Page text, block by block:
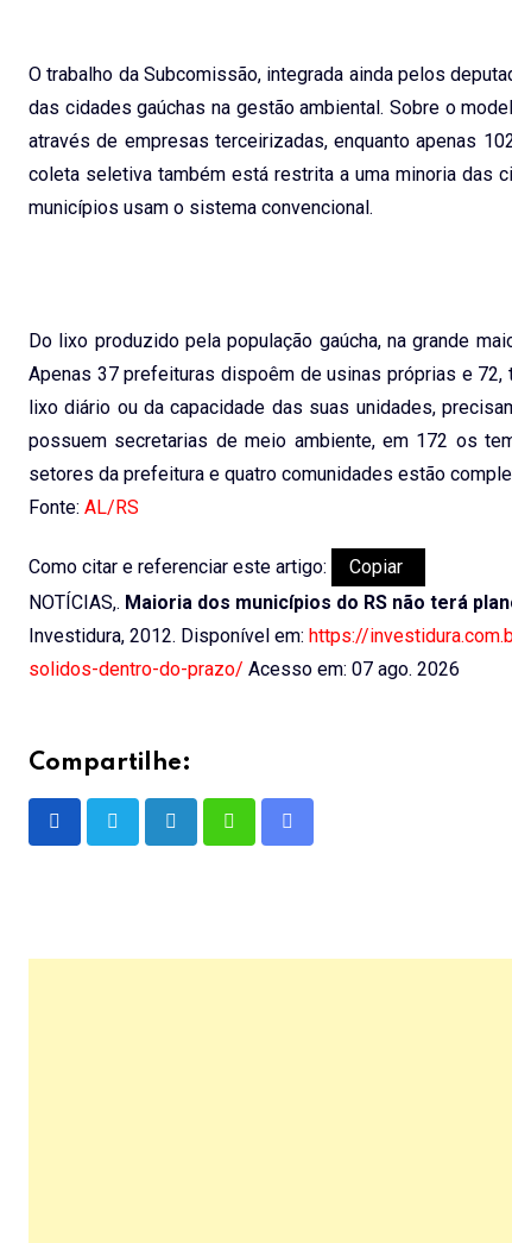
O trabalho da Subcomissão, integrada ainda pelos
das cidades gaúchas na gestão ambiental. Sobre o
através de empresas terceirizadas, enquanto apenas
coleta seletiva também está restrita a uma minoria das
municípios usam o sistema convencional.
Do lixo produzido pela população gaúcha, na grande
Apenas 37 prefeituras dispoêm de usinas próprias e
lixo diário ou da capacidade das suas unidades,
possuem secretarias de meio ambiente, em 172 os
setores da prefeitura e quatro comunidades estão
Fonte: AL/RS
Como citar e referenciar este artigo:
Copiar
NOTÍCIAS,. Maioria dos municípios do RS não terá
Investidura, 2012. Disponível em: https://
solidos-dentro-do-prazo/ Acesso em: 07 ago. 2026
Compartilhe:
LinkedInWhatsappShare